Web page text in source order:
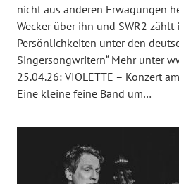
nicht aus anderen Erwägungen
Wecker über ihn und SWR2 zählt
Persönlichkeiten unter den
Singersongwritern“ Mehr unter
25.04.26: VIOLETTE – Konzert
Eine kleine feine Band um…